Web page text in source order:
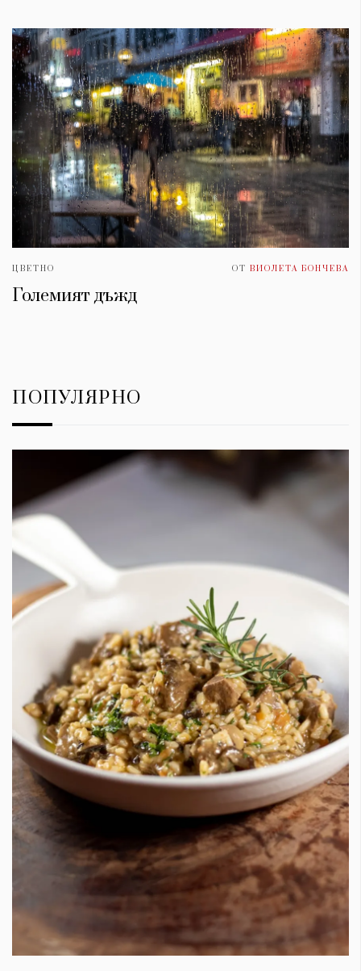
ЦВЕТНО ОТ ВИОЛЕТА БОНЧЕВА
Големият дъжд
ПОПУЛЯРНО